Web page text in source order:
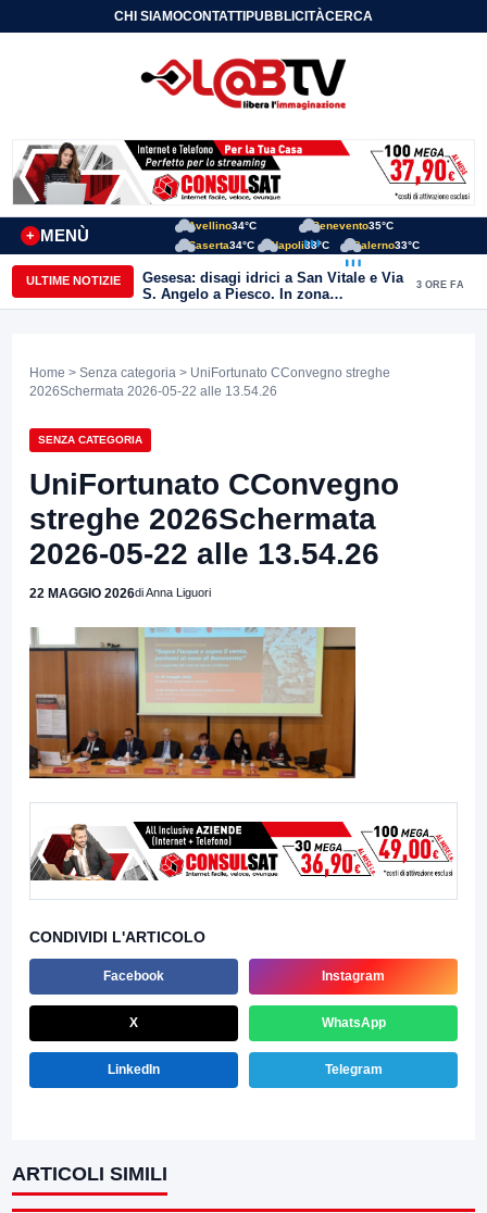
CHI SIAMOCONTATTIPUBBLICITÀCERCA
MENÙ
+
Avellino34°C Benevento35°C
Caserta34°C Napoli33°C Salerno33°C
ULTIME NOTIZIE
Gesesa: disagi idrici a San Vitale e Via
S. Angelo a Piesco. In zona
posizionata l’autobotte
3 ORE FA
Home > Senza categoria > UniFortunato CConvegno streghe
2026Schermata 2026-05-22 alle 13.54.26
SENZA CATEGORIA
UniFortunato CConvegno
streghe 2026Schermata
2026-05-22 alle 13.54.26
22 MAGGIO 2026di Anna Liguori
CONDIVIDI L'ARTICOLO
Facebook Instagram
X WhatsApp
LinkedIn Telegram
ARTICOLI SIMILI